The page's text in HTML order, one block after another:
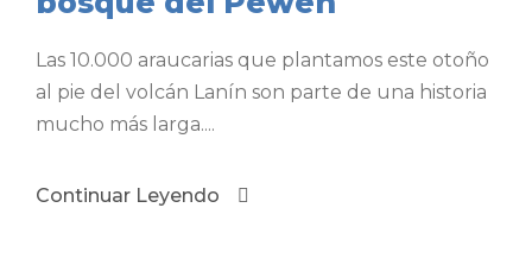
Las 10.000 araucarias que plantamos este otoño
al pie del volcán Lanín son parte de una historia
mucho más larga....
Continuar Leyendo